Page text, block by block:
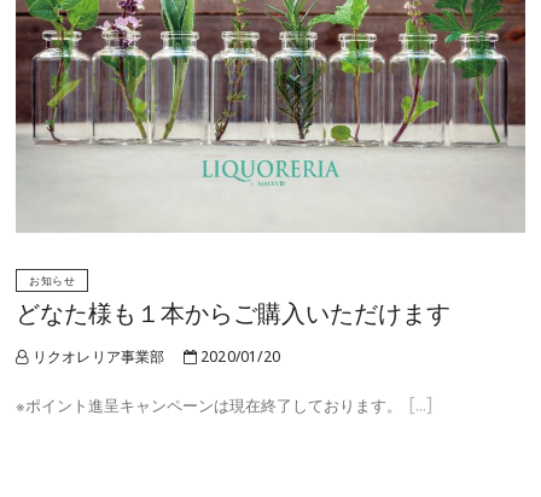
お知らせ
どなた様も１本からご購入いただけます
リクオレリア事業部 2020/01/20
※ポイント進呈キャンペーンは現在終了しております。